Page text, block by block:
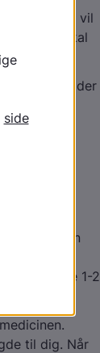
I vil
Nogle skal
3. Det gælder
endnu
typer
du selv kan
og
ofte 1-2
til dig. Når